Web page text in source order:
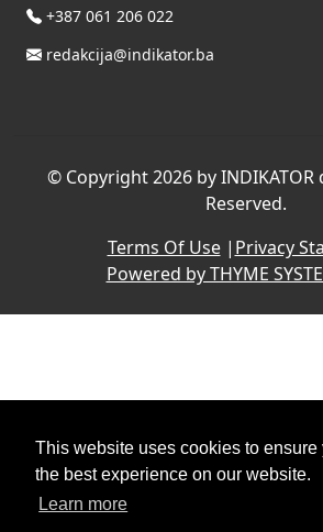
This website uses cookies to ensure
the best experience on our website.
Learn more
+387 061 206 022
redakcija@indikator.ba
© Copyright 2026 by INDIKATOR
Reserved.
Terms Of Use| Privacy
Powered by THYME